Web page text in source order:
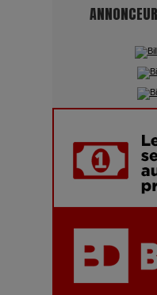
pouvoir : une
futur
Maïra
de carrière à
Les
: un
chiffres